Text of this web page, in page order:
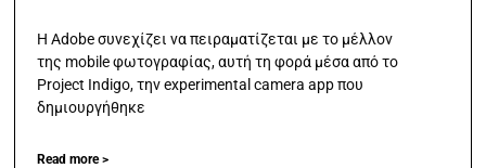
Η Adobe συνεχίζει να πειραματίζεται με το μέλλον
της mobile φωτογραφίας, αυτή τη φορά μέσα από το
Project Indigo, την experimental camera app που
δημιουργήθηκε
Read more >